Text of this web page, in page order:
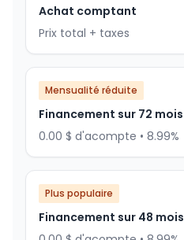
Achat comptant
Prix total + taxes
Mensualité réduite
Financement sur 72 mois
0.00 $ d'acompte • 8.99%
Plus populaire
Financement sur 48 mois